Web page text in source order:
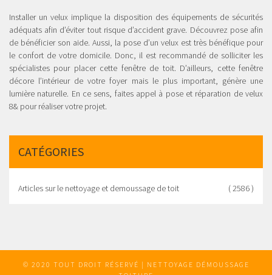
Installer un velux implique la disposition des équipements de sécurités
adéquats afin d’éviter tout risque d’accident grave. Découvrez pose afin
de bénéficier son aide. Aussi, la pose d’un velux est très bénéfique pour
le confort de votre domicile. Donc, il est recommandé de solliciter les
spécialistes pour placer cette fenêtre de toit. D’ailleurs, cette fenêtre
décore l’intérieur de votre foyer mais le plus important, génère une
lumière naturelle. En ce sens, faites appel à pose et réparation de velux
8& pour réaliser votre projet.
CATÉGORIES
Articles sur le nettoyage et demoussage de toit ( 2586 )
© 2020 TOUT DROIT RÉSERVÉ | NETTOYAGE DÉMOUSSAGE